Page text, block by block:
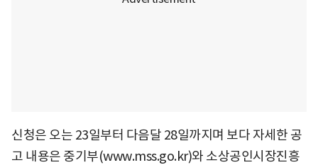
신청은 오는 23일부터 다음달 28일까지며 보다 자세한 공
고 내용은 중기부(www.mss.go.kr)와 소상공인시장진흥